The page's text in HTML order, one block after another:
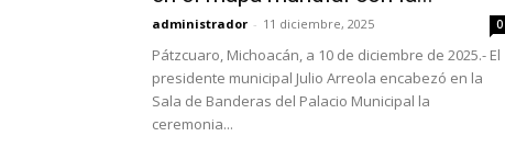
administrador - 11 diciembre, 2025 0
Pátzcuaro, Michoacán, a 10 de diciembre de 2025.- El
presidente municipal Julio Arreola encabezó en la
Sala de Banderas del Palacio Municipal la
ceremonia...